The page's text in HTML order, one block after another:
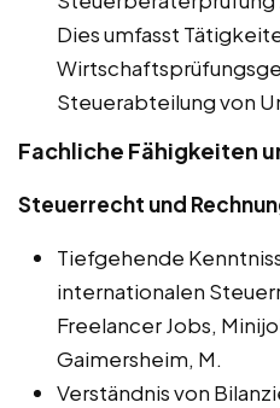
Dies umfasst
Steuerabteilung von
Fachliche Fähigkeiten
Steuerrecht und
Tiefgehende
internationalen
Freelancer Jobs,
Gaimersheim, M.
Verständnis von